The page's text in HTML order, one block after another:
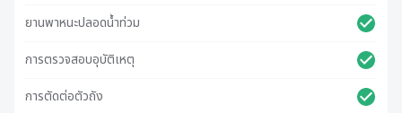
ยานพาหนะปลอดน้ําท่วม
การตรวจสอบอุบัติเหตุ
การตัดต่อตัวถัง